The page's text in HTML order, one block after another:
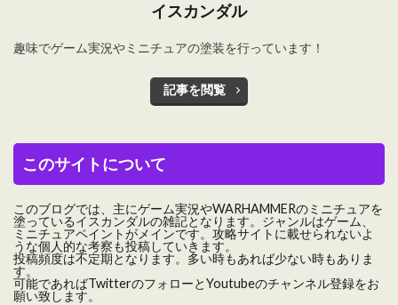
イスカンダル
趣味でゲーム実況やミニチュアの塗装を行っています！
記事を閲覧
このサイトについて
このブログでは、主にゲーム実況やWARHAMMERのミニチュアを
塗っているイスカンダルの雑記となります。ジャンルはゲーム、
ミニチュアペイントがメインです。攻略サイトに載せられないよ
うな個人的な考察も投稿していきます。
投稿頻度は不定期となります。多い時もあれば少ない時もありま
す。
可能であればTwitterのフォローとYoutubeのチャンネル登録をお
願い致します。